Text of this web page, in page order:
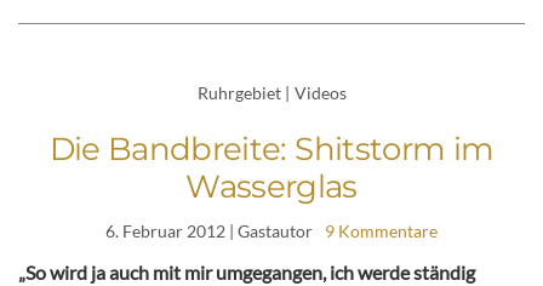
Ruhrgebiet | Videos
Die Bandbreite: Shitstorm im
Wasserglas
6. Februar 2012 | Gastautor 9 Kommentare
„So wird ja auch mit mir umgegangen, ich werde ständig